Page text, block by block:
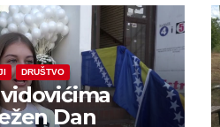
DRUŠTVO
Dan